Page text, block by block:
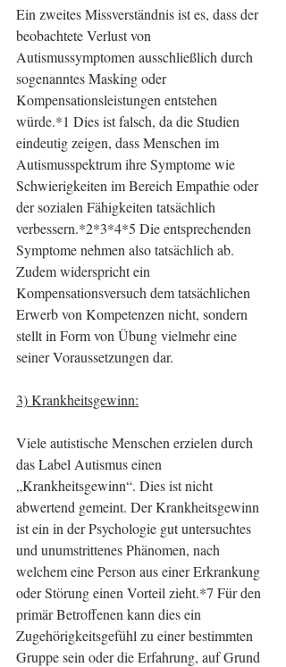
Ein zweites Missverständnis ist es, dass der
beobachtete Verlust von
Autismussymptomen ausschließlich durch
sogenanntes Masking oder
Kompensationsleistungen entstehen
würde.*1 Dies ist falsch, da die Studien
eindeutig zeigen, dass Menschen im
Autismusspektrum ihre Symptome wie
Schwierigkeiten im Bereich Empathie oder
der sozialen Fähigkeiten tatsächlich
verbessern.*2*3*4*5 Die entsprechenden
Symptome nehmen also tatsächlich ab.
Zudem widerspricht ein
Kompensationsversuch dem tatsächlichen
Erwerb von Kompetenzen nicht, sondern
stellt in Form von Übung vielmehr eine
seiner Voraussetzungen dar.
3) Krankheitsgewinn:
Viele autistische Menschen erzielen durch
das Label Autismus einen
„Krankheitsgewinn“. Dies ist nicht
abwertend gemeint. Der Krankheitsgewinn
ist ein in der Psychologie gut untersuchtes
und unumstrittenes Phänomen, nach
welchem eine Person aus einer Erkrankung
oder Störung einen Vorteil zieht.*7 Für den
primär Betroffenen kann dies ein
Zugehörigkeitsgefühl zu einer bestimmten
Gruppe sein oder die Erfahrung, auf Grund